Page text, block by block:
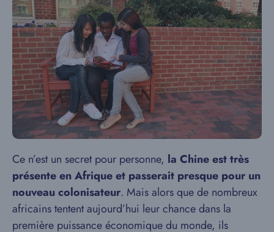
Ce n’est un secret pour personne, la Chine est très
présente en Afrique et passerait presque pour un
nouveau colonisateur. Mais alors que de nombreux
africains tentent aujourd’hui leur chance dans la
première puissance économique du monde, ils